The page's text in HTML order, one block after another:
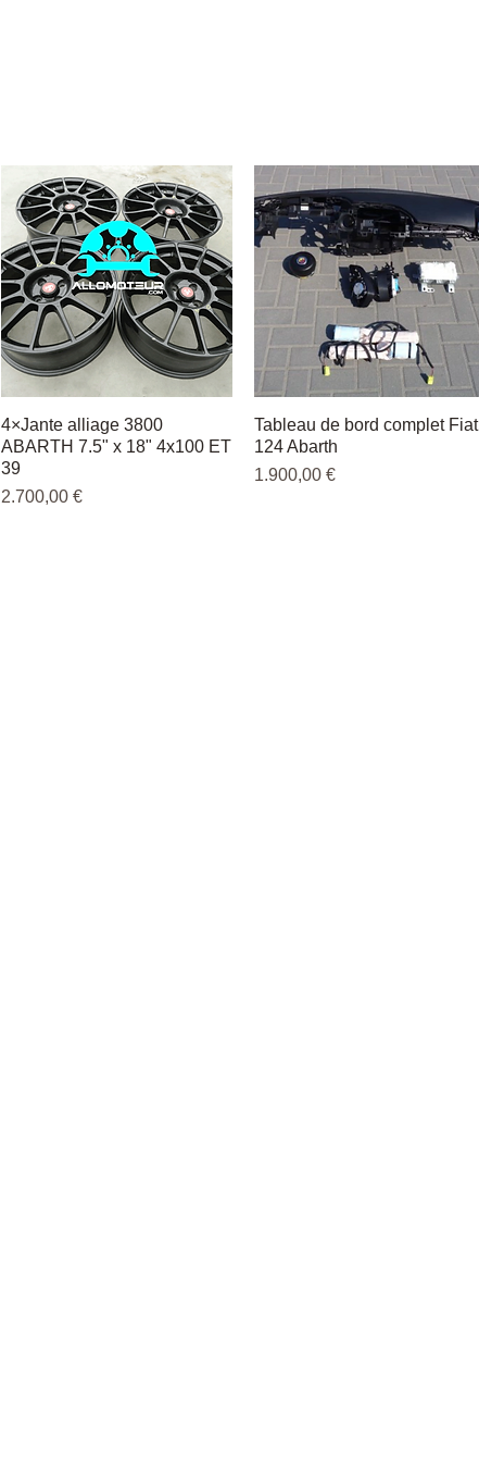
Hurtigvisning
4×Jante alliage 3800
ABARTH 7.5" x 18" 4x100 ET
39
Pris
2.700,00 €
Hurtigvisning
Tableau de bord complet Fiat
124 Abarth
Pris
1.900,00 €